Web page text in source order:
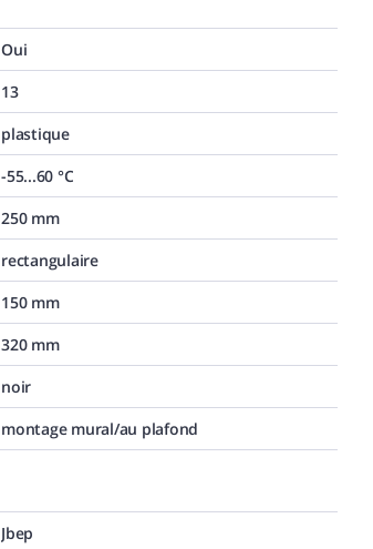
Oui
13
plastique
-55...60 °C
250 mm
rectangulaire
150 mm
320 mm
noir
montage mural/au plafond
Jbep